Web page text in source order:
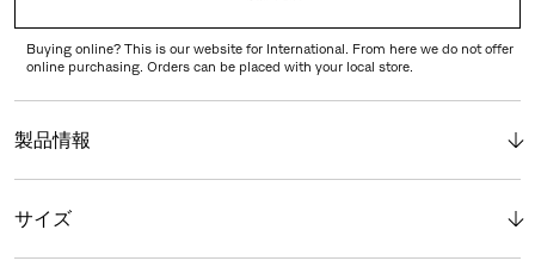
Buying online? This is our website for International. From here we do not offer
online purchasing. Orders can be placed with your local store.
製品情報
サイズ